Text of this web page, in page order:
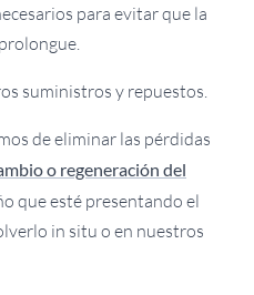
para evitar que la
suministros y repuestos.
de eliminar las pérdidas
o regeneración del
que esté presentando el
in situ o en nuestros